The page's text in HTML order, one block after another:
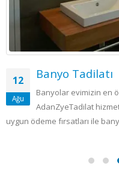
12
Ağu
Banyo Tadilatı
Banyolar evimizin en
AdanZyeTadilat
uygun ödeme fırsatları ile